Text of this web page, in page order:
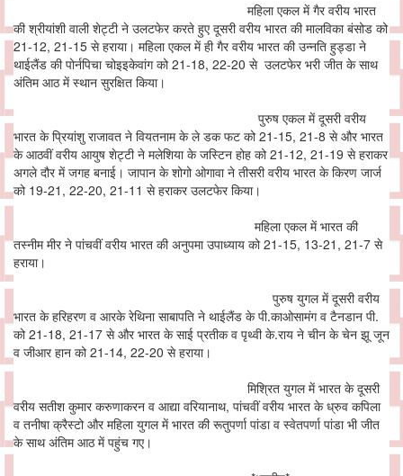
महिला एकल में गैर वरीय भारत
की श्रीयांशी वाली शेट्टी ने उलटफेर करते हुए दूसरी वरीय भारत की मालविका बंसोड को
21-12, 21-15 से हराया। महिला एकल में ही गैर वरीय भारत की उन्नति हुड्डा ने
थाईलैंड की पोर्नपिचा चोइइकेवांग को 21-18, 22-20 से उलटफेर भरी जीत के साथ
अंतिम आठ में स्थान सुरक्षित किया।
पुरुष एकल में दूसरी वरीय
भारत के प्रियांशु राजावत ने वियतनाम के ले डक फट को 21-15, 21-8 से और भारत
के आठवीं वरीय आयुष शेट्टी ने मलेशिया के जस्टिन होह को 21-12, 21-19 से हराकर
अगले दौर में जगह बनाई। जापान के शोगो ओगावा ने तीसरी वरीय भारत के किरण जार्ज
को 19-21, 22-20, 21-11 से हराकर उलटफेर किया।
महिला एकल में भारत की
तस्नीम मीर ने पांचवीं वरीय भारत की अनुपमा उपाध्याय को 21-15, 13-21, 21-7 से
हराया।
पुरुष युगल में दूसरी वरीय
भारत के हरिहरण व आरके रेथिना साबापति ने थाईलैंड के पी.काओसामंग व टैनडान पी.
को 21-18, 21-17 से और भारत के साई प्रतीक व पृथ्वी के.राय ने चीन के चेन झू जून
व जीआर हान को 21-14, 22-20 से हराया।
मिश्रित युगल में भारत के दूसरी
वरीय सतीश कुमार करुणाकरन व आद्या वरियानाथ, पांचवीं वरीय भारत के ध्रुव कपिला
व तनीषा क्रैस्टो और महिला युगल में भारत की रूतुपर्णा पांडा व स्वेतपर्णा पांडा भी जीत
के साथ अंतिम आठ में पहुंच गए।